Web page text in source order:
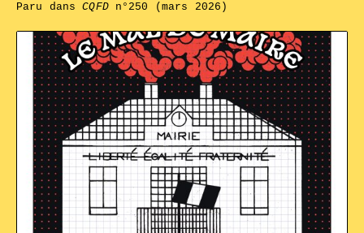
Paru dansCQFDn°250 (mars 2026)